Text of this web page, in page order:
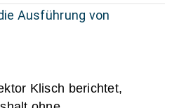
Ausführung von
Klisch berichtet,